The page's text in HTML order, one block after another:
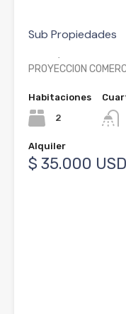
Sub Propiedades
SE ALQUILA-
PROYECCION
Habitaciones
2
Alquiler
$ 35.000